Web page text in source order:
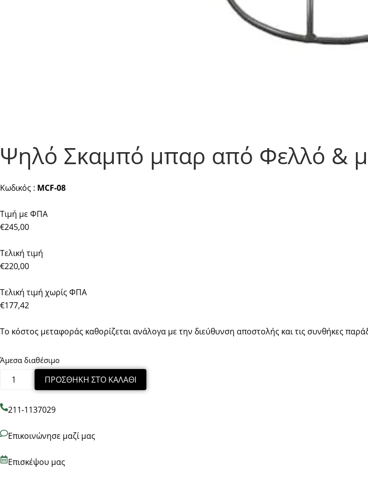
Ψηλό Σκαμπό μπαρ από Φελλό &
Κωδικός : MCF-08
Τιμή με ΦΠΑ
€245,00
Τελική τιμή
€220,00
Τελική τιμή χωρίς ΦΠΑ
€177,42
Το κόστος μεταφοράς καθορίζεται ανάλογα με την διεύθυνση αποστολής και τις συνθήκες
Άμεσα διαθέσιμο
ΠΡΟΣΘΉΚΗ ΣΤΟ ΚΑΛΆΘΙ
211-1137029
Επικοινώνησε μαζί μας
Επισκέψου μας